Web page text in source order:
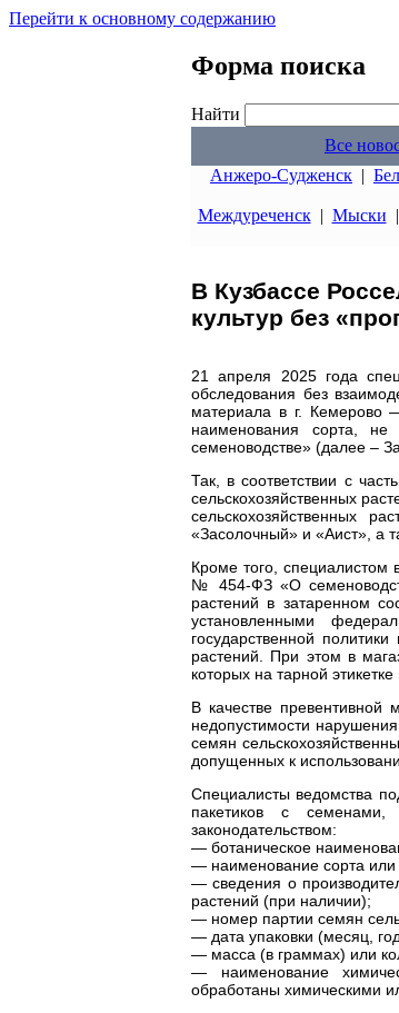
Перейти к основному содержанию
Форма поиска
Найти
Все
Анжеро-Судженск |
Междуреченск| Мыски |
В Кузбассе
культур без
21 апреля 2025 года
обследования без
материала в г. Кемерово
наименования сорта,
семеноводстве» (далее –
Так, в соответствии с
сельскохозяйственных
сельскохозяйственных
«Засолочный» и «Аист», а
Кроме того, специалистом
№ 454-ФЗ «О
растений в затаренном
установленными
государственной
растений. При этом в
которых на тарной
В качестве
недопустимости
семян
допущенных к
Специалисты ведомства
пакетиков с
законодательством:
— ботаническое
— наименование сорта или
— сведения о
растений (при наличии);
— номер партии семян
— дата упаковки (месяц,
— масса (в граммах) или
— наименование
обработаны химическими